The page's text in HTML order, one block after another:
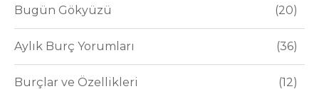
Bugün Gökyüzü 20
Aylık Burç Yorumları 36
Burçlar ve Özellikleri 12